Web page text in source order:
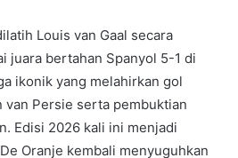
Louis van Gaal secara
juara bertahan Spanyol 5-1 di
ikonik yang melahirkan gol
van Persie serta pembuktian
Edisi 2026 kali ini menjadi
Oranje kembali menyuguhkan